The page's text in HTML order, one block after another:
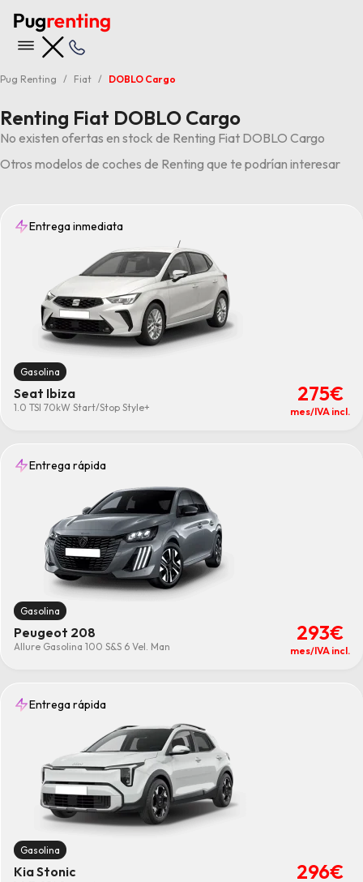
Pug Renting Fiat DOBLO Cargo
Renting Fiat DOBLO Cargo
No existen ofertas en stock de Renting Fiat DOBLO Cargo
Otros modelos de coches de Renting que te podrían interesar
Entrega inmediata
Gasolina
Seat Ibiza
1.0 TSI 70kW Start/Stop Style+
275€
mes/IVA incl.
Entrega rápida
Gasolina
Peugeot 208
Allure Gasolina 100 S&S 6 Vel. Man
293€
mes/IVA incl.
Entrega rápida
Gasolina
Kia Stonic 296€